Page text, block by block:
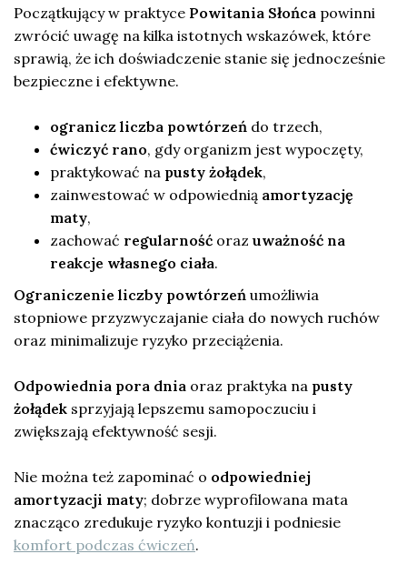
Początkujący w praktyce Powitania Słońca powinni
zwrócić uwagę na kilka istotnych wskazówek, które
sprawią, że ich doświadczenie stanie się jednocześnie
bezpieczne i efektywne.
ogranicz liczba powtórzeń do trzech,
ćwiczyć rano, gdy organizm jest wypoczęty,
praktykować na pusty żołądek,
zainwestować w odpowiednią amortyzację
maty,
zachować regularność oraz uważność na
reakcje własnego ciała.
Ograniczenie liczby powtórzeń umożliwia
stopniowe przyzwyczajanie ciała do nowych ruchów
oraz minimalizuje ryzyko przeciążenia.
Odpowiednia pora dnia oraz praktyka na pusty
żołądek sprzyjają lepszemu samopoczuciu i
zwiększają efektywność sesji.
Nie można też zapominać o odpowiedniej
amortyzacji maty; dobrze wyprofilowana mata
znacząco zredukuje ryzyko kontuzji i podniesie
komfort podczas ćwiczeń.